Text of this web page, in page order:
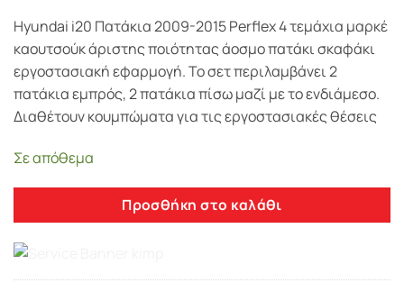
Hyundai i20 Πατάκια 2009-2015 Perflex 4 τεμάχια μαρκέ
καουτσούκ άριστης ποιότητας άοσμο πατάκι σκαφάκι
εργοστασιακή εφαρμογή. Το σετ περιλαμβάνει 2
πατάκια εμπρός, 2 πατάκια πίσω μαζί με το ενδιάμεσο.
Διαθέτουν κουμπώματα για τις εργοστασιακές θέσεις
Σε απόθεμα
Προσθήκη στο καλάθι